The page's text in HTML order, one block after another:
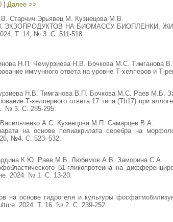
Далее >>
Старчич Эрьявец М. Кузнецова М.В.
НА БИОМАССУ БИОПЛЕНКИ,
Т. 14, № 3. С. 511-518.
Н.П. Чемурзиева Н.В. Бочкова М.С. Тимганова
иммунного ответа на уровне Т-хелперов и
Н.В. Тимганова В.П. Бочкова М.С. Раев М.Б.
Т-хелперного ответа 17 типа (Th17) при
№ 3. С. 285-295.
А.С. Кузнецова М.П. Самарцев В.А.
на основе полиакрилата серебра на
№4. С. 523–532.
К.Ю. Раев М.Б. Любимов А.В. Заморина С.А.
β1-гликопротеина на
2024. № 1. С. 13-20.
на основе гидрогеля и культуры
2024. Т. 16. № 2. С. 239-252.